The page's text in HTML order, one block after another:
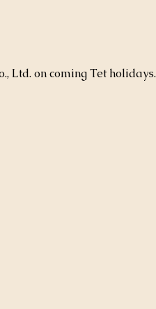
Ltd. on coming Tet holidays.